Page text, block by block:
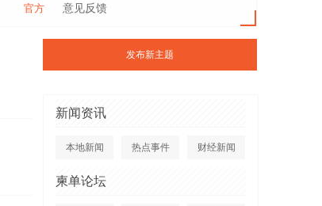
官方
意见反馈
发布新主题
新闻资讯
本地新闻 热点事件 财经新闻
柬单论坛